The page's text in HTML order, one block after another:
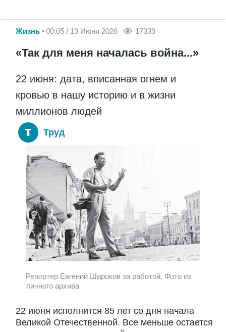
Жизнь 00:05 / 19 Июня 2026 17339
«Так для меня началась война...»
22 июня: дата, вписанная огнем и
кровью в нашу историю и в жизни
миллионов людей
Труд
Репортер Евгений Широков за работой. Фото из
личного архива
22 июня исполнится 85 лет со дня начала
Великой Отечественной. Все меньше остается